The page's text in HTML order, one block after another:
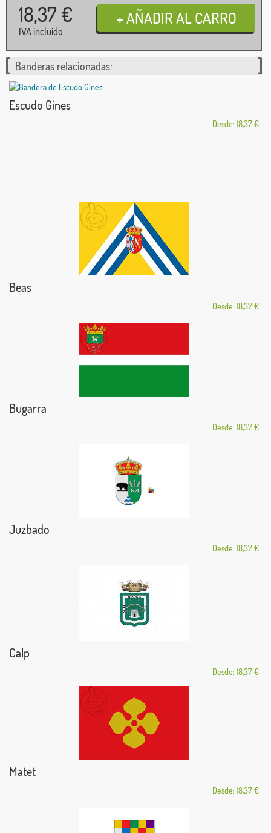
18,37 €
IVA incluido
Banderas relacionadas:
Escudo Gines
Desde: 18,37 €
Beas
Desde: 18,37 €
Bugarra
Desde: 18,37 €
Juzbado
Desde: 18,37 €
Calp
Desde: 18,37 €
Matet
Desde: 18,37 €